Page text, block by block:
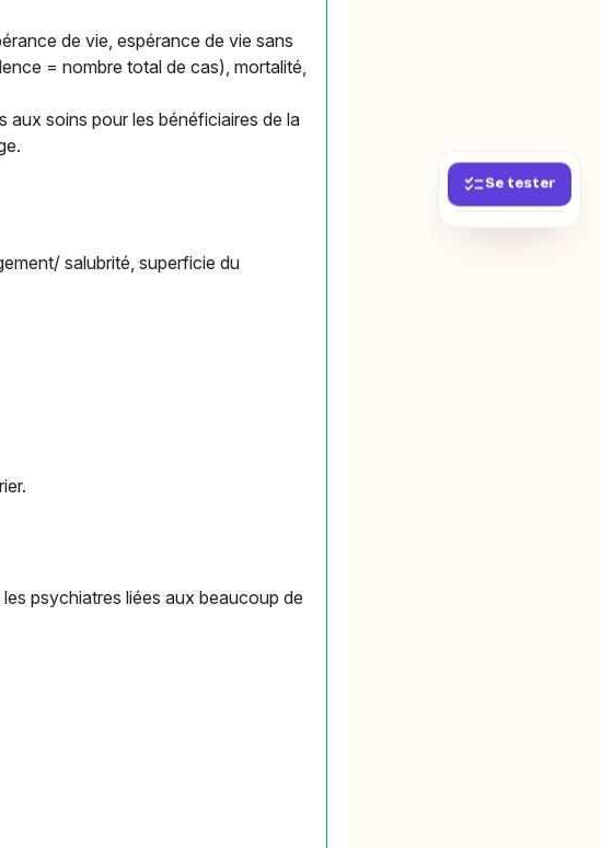
Se tester
de vie, espérance de vie sans
= nombre total de cas), mortalité,
soins pour les bénéficiaires de la
salubrité, superficie du
psychiatres liées aux beaucoup de